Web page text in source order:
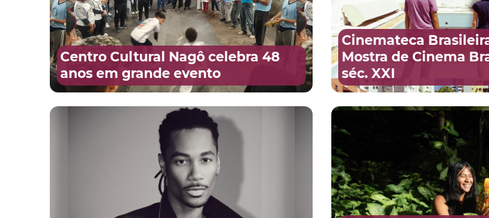
Centro Cultural Nagô celebra 48
anos em grande evento
Cinemateca
Mostra de Cinema
séc. XXI